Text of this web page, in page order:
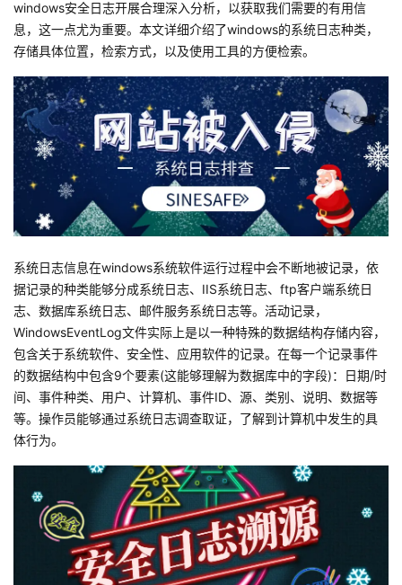
者
的
博
客
我
的
论
坛
我
的
圈
子
我
的
直
播
我
的
活
动
我
的
关
注
我
的
开
发
者
我
的
我
支
windows安全日志开展合理深入分析，以获取我们需要的有用信
息，这一点尤为重要。本文详细介绍了windows的系统日志种类，
存储具体位置，检索方式，以及使用工具的方便检索。
系统日志信息在windows系统软件运行过程中会不断地被记录，依
据记录的种类能够分成系统日志、IIS系统日志、ftp客户端系统日
志、数据库系统日志、邮件服务系统日志等。活动记录，
WindowsEventLog文件实际上是以一种特殊的数据结构存储内容，
包含关于系统软件、安全性、应用软件的记录。在每一个记录事件
的数据结构中包含9个要素(这能够理解为数据库中的字段)：日期/时
间、事件种类、用户、计算机、事件ID、源、类别、说明、数据等
等。操作员能够通过系统日志调查取证，了解到计算机中发生的具
体行为。